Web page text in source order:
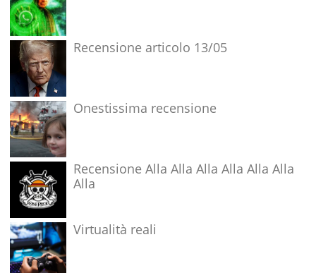
Recensione articolo 13/05
Onestissima recensione
Recensione Alla Alla Alla Alla Alla Alla
Alla
Virtualità reali